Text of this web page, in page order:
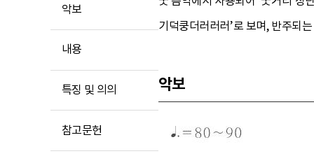
악보
내용
특징 및 의의
참고문헌
기덕쿵더러러러’로 보며, 반주되
악보